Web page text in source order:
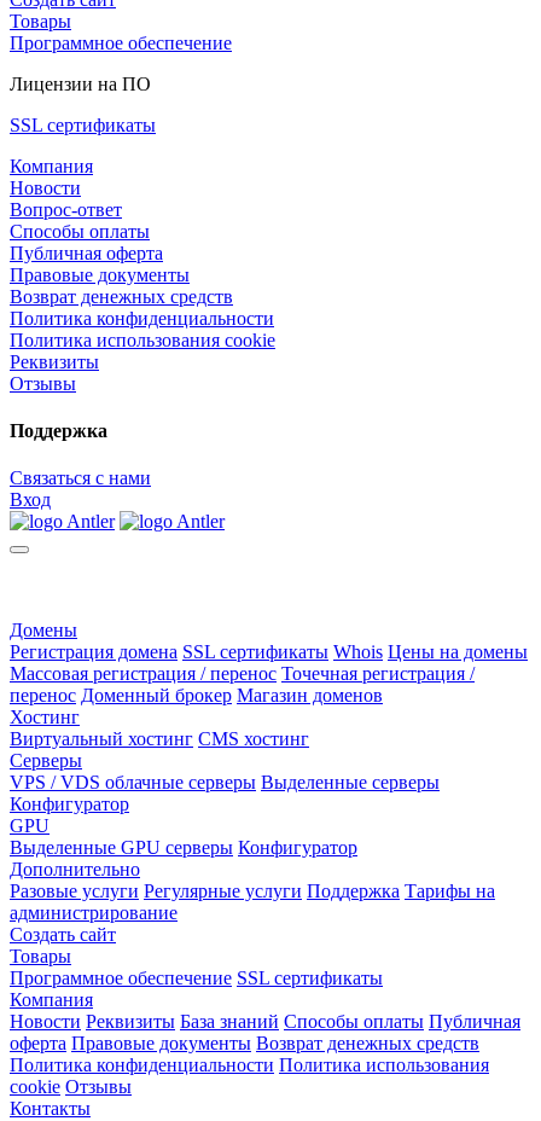
Товары
Программное обеспечение
Лицензии на ПО
SSL сертификаты
Компания
Новости
Вопрос-ответ
Способы оплаты
Публичная оферта
Правовые документы
Возврат денежных средств
Политика конфиденциальности
Политика использования cookie
Реквизиты
Отзывы
Поддержка
Связаться с нами
Вход
Домены
Регистрация домена SSL сертификаты Whois Цены на домены
Массовая регистрация / перенос Точечная регистрация /
перенос Доменный брокер Магазин доменов
Хостинг
Виртуальный хостинг CMS хостинг
Серверы
VPS / VDS облачные серверы Выделенные серверы
Конфигуратор
GPU
Выделенные GPU серверы Конфигуратор
Дополнительно
Разовые услуги Регулярные услуги Поддержка Тарифы на
администрирование
Создать сайт
Товары
Программное обеспечение SSL сертификаты
Компания
Новости Реквизиты База знаний Способы оплаты Публичная
оферта Правовые документы Возврат денежных средств
Политика конфиденциальности Политика использования
cookie Отзывы
Контакты